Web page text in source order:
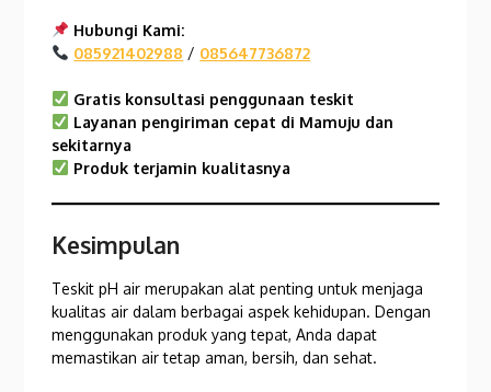
Hubungi Kami:
085921402988 / 085647736872
Gratis konsultasi penggunaan teskit
Layanan pengiriman cepat di Mamuju dan
sekitarnya
Produk terjamin kualitasnya
Kesimpulan
Teskit pH air merupakan alat penting untuk menjaga
kualitas air dalam berbagai aspek kehidupan. Dengan
menggunakan produk yang tepat, Anda dapat
memastikan air tetap aman, bersih, dan sehat.